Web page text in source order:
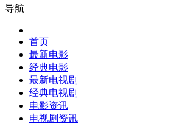
导航
首页
最新电影
经典电影
最新电视剧
经典电视剧
电影资讯
电视剧资讯